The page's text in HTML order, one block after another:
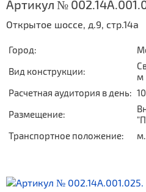
Артикул №
Открытое шоссе, д.9, стр.14а
Город:
Вид конструкции:
м
Расчетная аудитория в день:
Размещение:
Транспортное положение: